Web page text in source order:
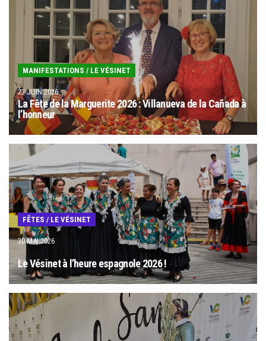
MANIFESTATIONS / LE VÉSINET
23 JUIN 2026
La Fête de la Marguerite 2026 : Villanueva de la Cañada à
l’honneur
FÊTES / LE VÉSINET
30 MAI 2026
Le Vésinet à l’heure espagnole 2026 !